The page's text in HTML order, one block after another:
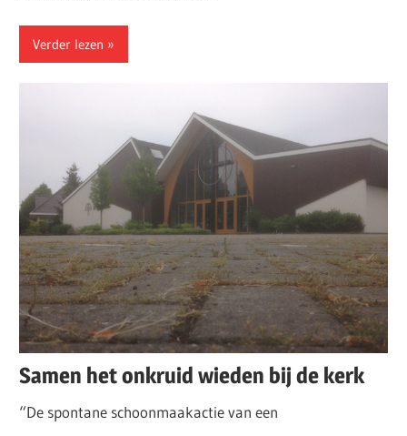
Verder lezen
Samen het onkruid wieden bij de kerk
“De spontane schoonmaakactie van een